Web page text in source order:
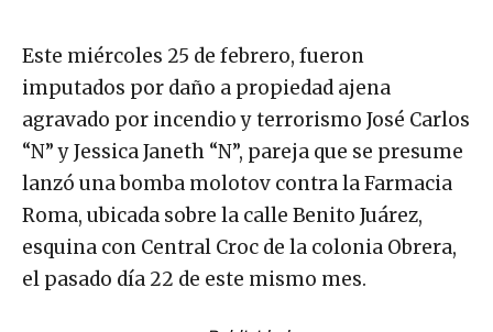
Este miércoles 25 de febrero, fueron
imputados por daño a propiedad ajena
agravado por incendio y terrorismo José Carlos
“N” y Jessica Janeth “N”, pareja que se presume
lanzó una bomba molotov contra la Farmacia
Roma, ubicada sobre la calle Benito Juárez,
esquina con Central Croc de la colonia Obrera,
el pasado día 22 de este mismo mes.